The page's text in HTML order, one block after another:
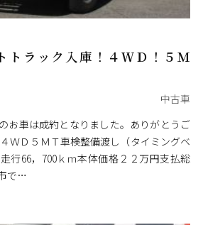
トラック入庫！４ＷＤ！５Ｍ
中古車
お車は成約となりました。ありがとうご
ＷＤ５ＭＴ車検整備渡し（タイミングベ
行66，700ｋｍ本体価格２２万円支払総
で…